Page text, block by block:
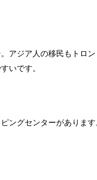
アジア人の移民もトロン
いです。
ングセンターがあります